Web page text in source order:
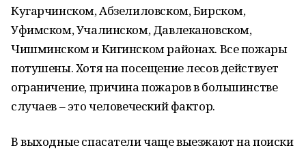
Кугарчинском, Абзелиловском, Бирском,
Уфимском, Учалинском, Давлекановском,
Чишминском и​ Кигинском районах. Все пожары
потушены. Хотя на посещение лесов действует
ограничение, причина пожаров в большинстве
случаев – это человеческий фактор.
В выходные спасатели чаще выезжают на поиски